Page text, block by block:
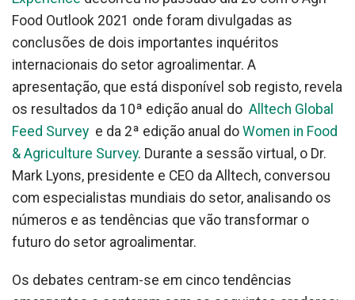
Food Outlook 2021 onde foram divulgadas as
conclusões de dois importantes inquéritos
internacionais do setor agroalimentar. A
apresentação, que está disponível sob registo, revela
os resultados da 10ª edição anual do Alltech Global
Feed Survey e da 2ª edição anual do Women in Food
& Agriculture Survey. Durante a sessão virtual, o Dr.
Mark Lyons, presidente e CEO da Alltech, conversou
com especialistas mundiais do setor, analisando os
números e as tendências que vão transformar o
futuro do setor agroalimentar.
Os debates centram-se em cinco tendências